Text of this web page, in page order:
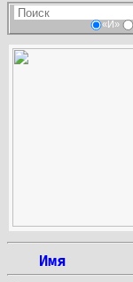
«И»
Имя